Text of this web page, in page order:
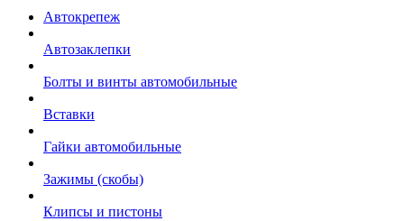
Автокрепеж
Автозаклепки
Болты и винты автомобильные
Вставки
Гайки автомобильные
Зажимы (скобы)
Клипсы и пистоны